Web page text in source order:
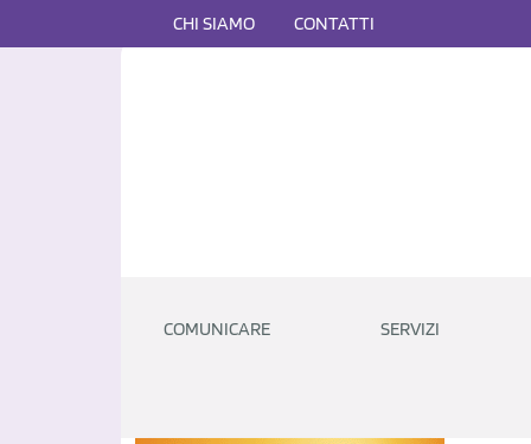
CHI SIAMO CONTATTI
COMUNICARE SERVIZI